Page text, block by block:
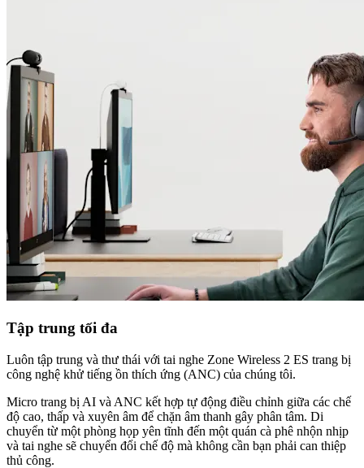
Tập trung tối đa
Luôn tập trung và thư thái với tai nghe Zone Wireless 2 ES trang bị
công nghệ khử tiếng ồn thích ứng (ANC) của chúng tôi.
Micro trang bị AI và ANC kết hợp tự động điều chỉnh giữa các chế
độ cao, thấp và xuyên âm để chặn âm thanh gây phân tâm. Di
chuyển từ một phòng họp yên tĩnh đến một quán cà phê nhộn nhịp
và tai nghe sẽ chuyển đổi chế độ mà không cần bạn phải can thiệp
thủ công.